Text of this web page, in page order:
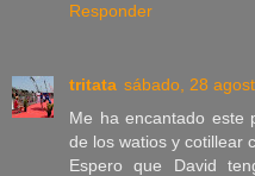
Responder
tritata sábado, 28
Me ha encantado este
de los watios y cotillear
Espero que David